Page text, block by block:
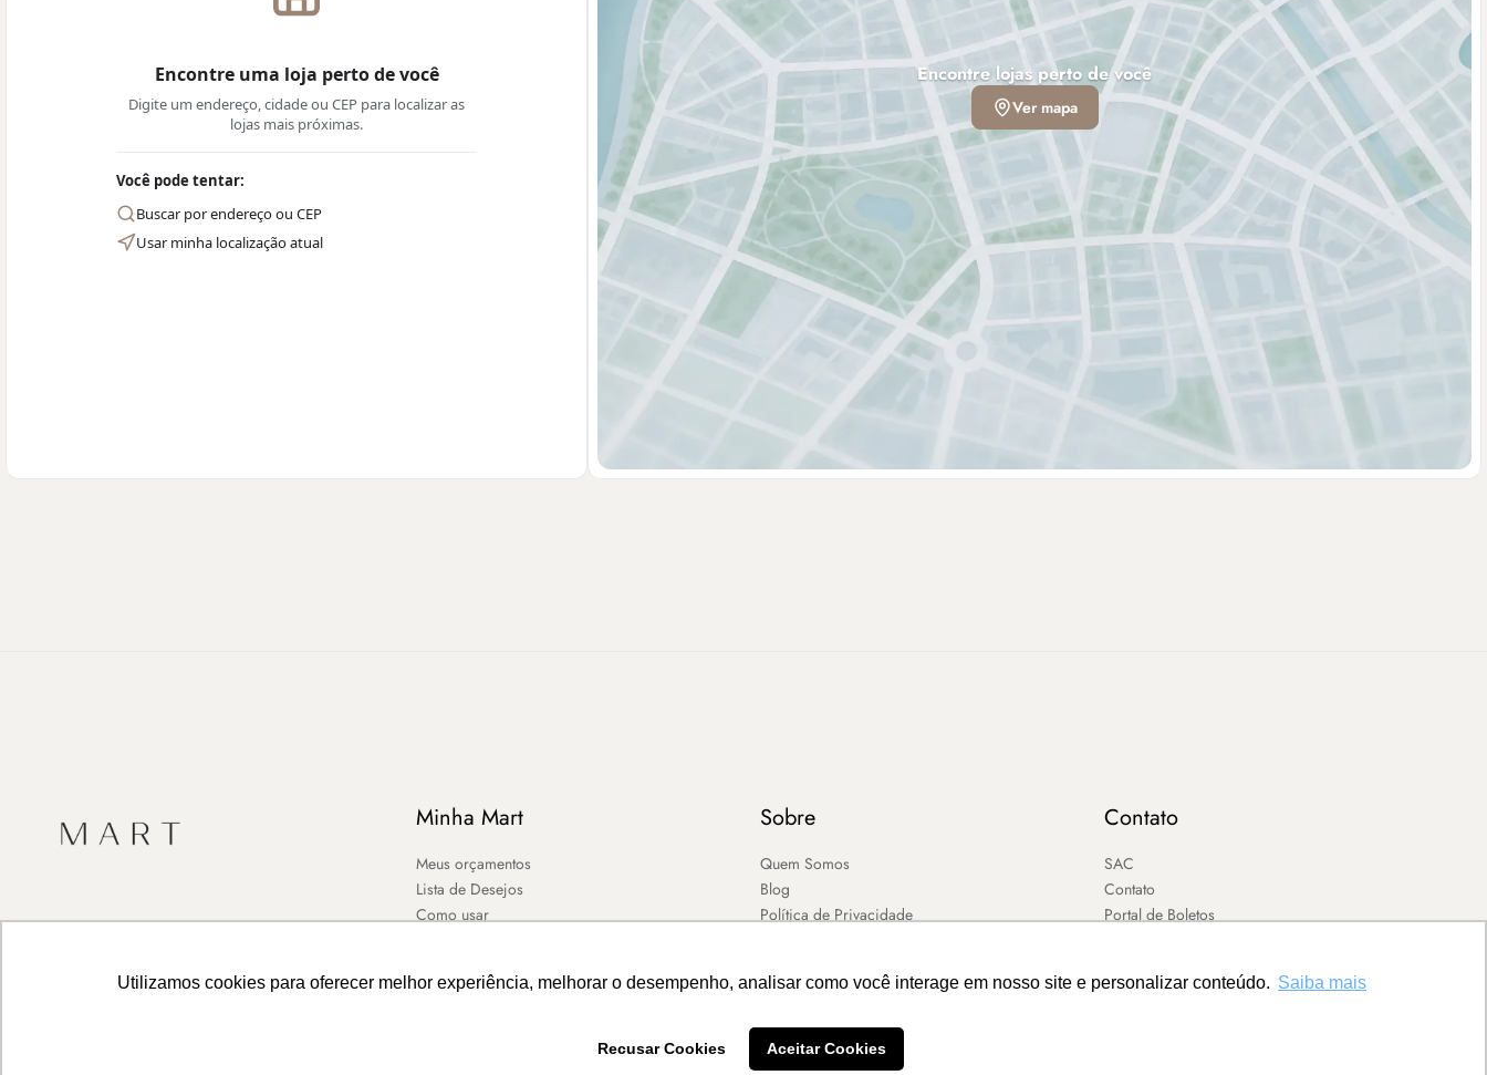
Utilizamos cookies para oferecer melhor experiência, melhorar o desempenho, analisar como você interage em nosso site e personalizar conteúdo. Saiba mais
Recusar Cookies Aceitar Cookies
Encontre uma loja perto de você
Digite um endereço, cidade ou CEP para localizar as
lojas mais próximas.
Você pode tentar:
Buscar por endereço ou CEP
Usar minha localização atual
Encontre lojas perto de você
Ver mapa
Minha Mart
Meus orçamentos
Lista de Desejos
Como usar
Sobre
Quem Somos
Blog
Política de Privacidade
Contato
SAC
Contato
Portal de Boletos
2026 – MART ®